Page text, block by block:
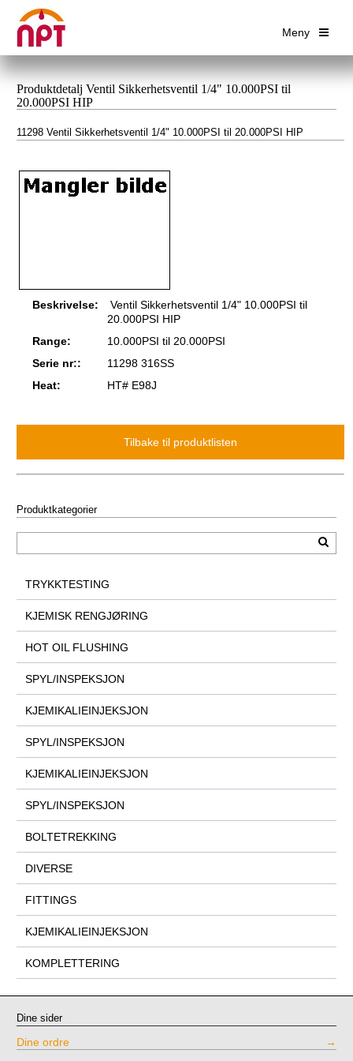
Meny
Produktdetalj Ventil Sikkerhetsventil 1/4" 10.000PSI til
20.000PSI HIP
11298 Ventil Sikkerhetsventil 1/4" 10.000PSI til 20.000PSI HIP
Beskrivelse:
Ventil Sikkerhetsventil 1/4" 10.000PSI til
20.000PSI HIP
Range:
10.000PSI til 20.000PSI
Serie nr::
11298 316SS
Heat:
HT# E98J
Produktkategorier
TRYKKTESTING
KJEMISK RENGJØRING
HOT OIL FLUSHING
SPYL/INSPEKSJON
KJEMIKALIEINJEKSJON
SPYL/INSPEKSJON
KJEMIKALIEINJEKSJON
SPYL/INSPEKSJON
BOLTETREKKING
DIVERSE
FITTINGS
KJEMIKALIEINJEKSJON
KOMPLETTERING
Dine sider
Dine ordre